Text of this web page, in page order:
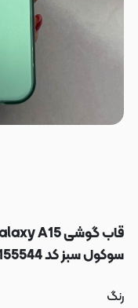
سوکول سبز کد 155544
رنگ